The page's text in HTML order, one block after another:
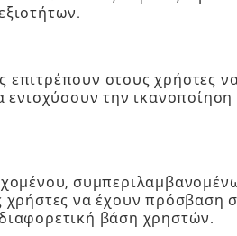
επιτρέπουν στους χρήστες
ενισχύσουν την
χρήστες να έχουν πρόσβαση
βάση χρηστών.